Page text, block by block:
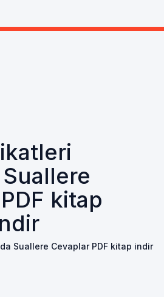
kitap
Suallere Cevaplar PDF kitap indir